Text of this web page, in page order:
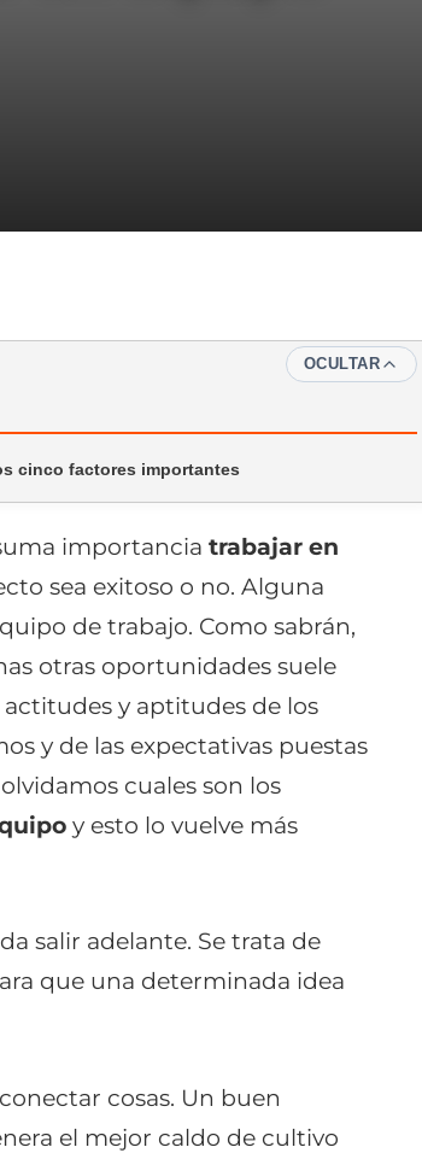
OCULTAR
cinco factores importantes
importancia trabajar en
sea exitoso o no. Alguna
de trabajo. Como sabrán,
otras oportunidades suele
y aptitudes de los
y de las expectativas puestas
cuales son los
y esto lo vuelve más
salir adelante. Se trata de
que una determinada idea
cosas. Un buen
el mejor caldo de cultivo